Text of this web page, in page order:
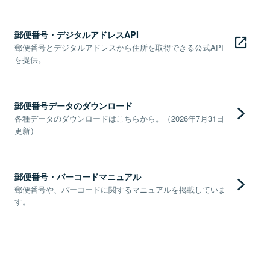
郵便番号・デジタルアドレスAPI
郵便番号とデジタルアドレスから住所を取得できる公式API
を提供。
郵便番号データのダウンロード
各種データのダウンロードはこちらから。（2026年7月31日
更新）
郵便番号・バーコードマニュアル
郵便番号や、バーコードに関するマニュアルを掲載していま
す。